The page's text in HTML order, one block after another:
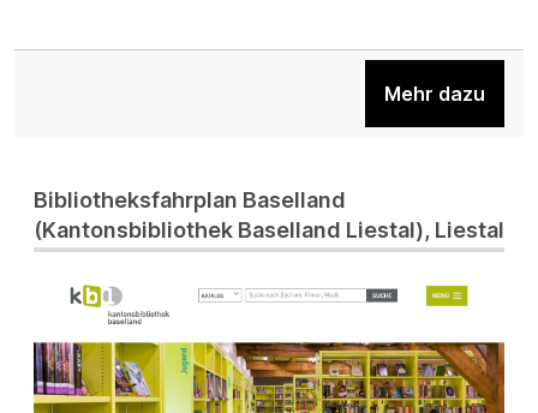
Mehr dazu
Bibliotheksfahrplan Baselland
(Kantonsbibliothek Baselland Liestal), Liestal